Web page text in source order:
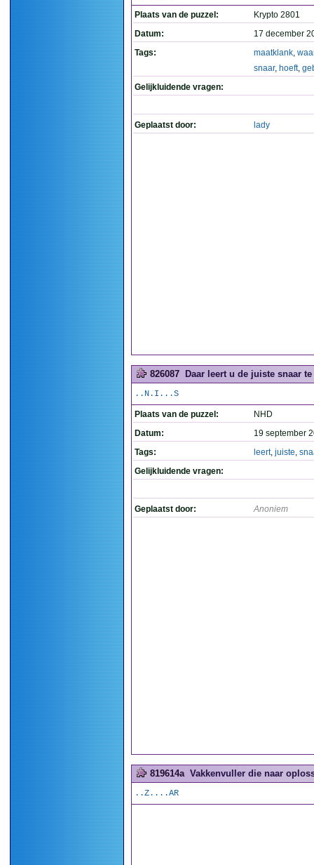
Plaats van de puzzel:
Krypto 2801
Datum:
17 december
Tags:
maatklank,
snaar, hoeft,
Gelijkluidende vragen:
Geplaatst door: lady
826087 Daar leert u de juiste snaar te
..N.I...S
Plaats van de puzzel:
NHD
Datum:
19 september
Tags:
leert, juiste,
Gelijkluidende vragen:
Geplaatst door: Anoniem
819614a Vakkenvuller die naar
..Z....AR